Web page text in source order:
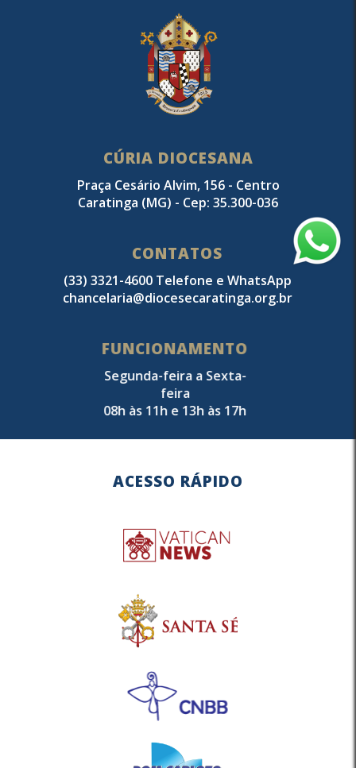
CÚRIA DIOCESANA
Praça Cesário Alvim, 156 - Centro
Caratinga (MG) - Cep: 35.300-036
CONTATOS
(33) 3321-4600 Telefone e WhatsApp
chancelaria@diocesecaratinga.org.br
FUNCIONAMENTO
Segunda-feira a Sexta-
feira
08h às 11h e 13h às 17h
ACESSO RÁPIDO